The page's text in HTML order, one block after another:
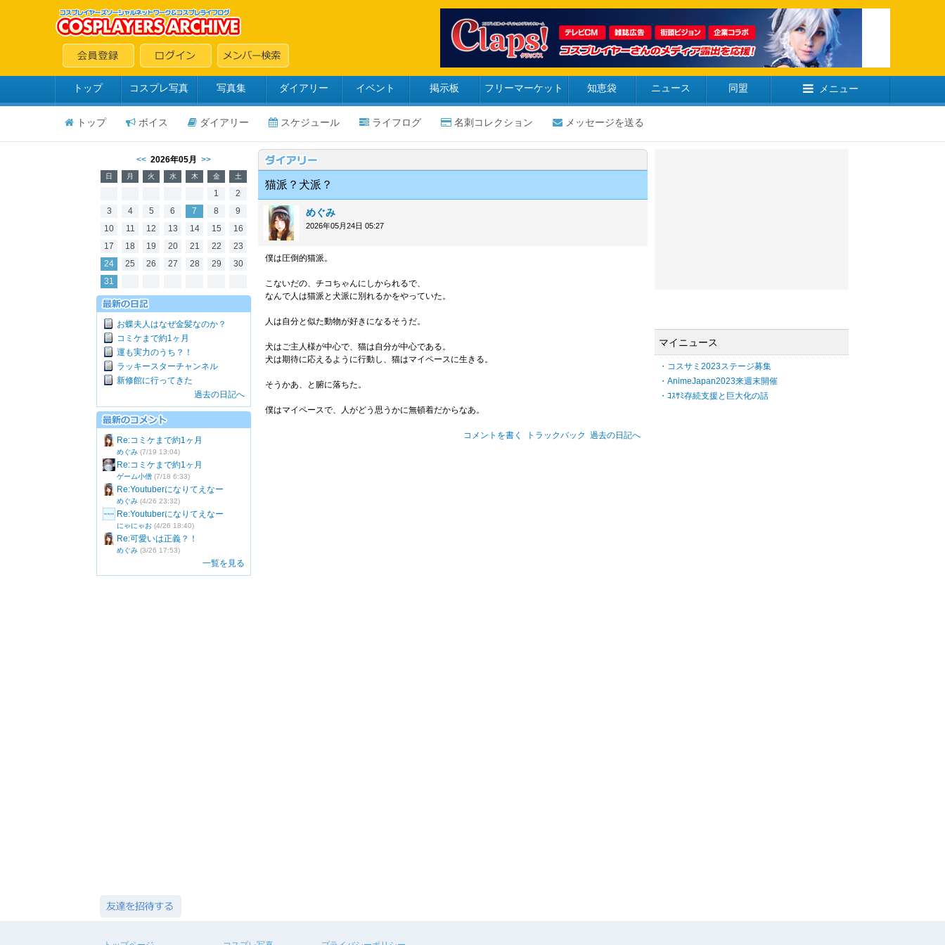
トップ コスプレ写真 写真集 ダイアリー イベント 掲示板 フリーマーケット 知恵袋 ニュース 同盟 メニュー
トップ ボイス ダイアリー スケジュール ライフログ 名刺コレクション メッセージを送る
<< 2026年05月 >>
日 月 火 水 木 金 土
1
2
3
4 5 6 7 8
9
10
11 12 13 14 15
16
17
18 19 20 21 22
23
24
25 26 27 28 29
30
31
お蝶夫人はなぜ金髪なのか？
コミケまで約1ヶ月
運も実力のうち？！
ラッキースターチャンネル
新修館に行ってきた
過去の日記へ
Re:コミケまで約1ヶ月
めぐみ (7/19 13:04)
Re:コミケまで約1ヶ月
ゲーム小僧 (7/18 6:33)
Re:Youtuberになりてえなー
めぐみ (4/26 23:32)
Re:Youtuberになりてえなー
にゃにゃお (4/26 18:40)
Re:可愛いは正義？！
めぐみ (3/26 17:53)
一覧を見る
猫派？犬派？
めぐみ
2026年05月24日 05:27
僕は圧倒的猫派。
こないだの、チコちゃんにしかられるで、
なんで人は猫派と犬派に別れるかをやっていた。
人は自分と似た動物が好きになるそうだ。
犬はご主人様が中心で、猫は自分が中心である。
犬は期待に応えるように行動し、猫はマイペースに生きる。
そうかあ、と腑に落ちた。
僕はマイペースで、人がどう思うかに無頓着だからなあ。
コメントを書く トラックバック 過去の日記へ
マイニュース
・コスサミ2023ステージ募集
・AnimeJapan2023来週末開催
・ｺｽｻﾐ存続支援と巨大化の話